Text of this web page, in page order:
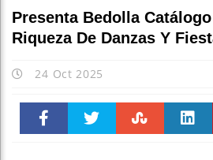
Presenta Bedolla
Riqueza De Danzas Y
24 Oct 2025